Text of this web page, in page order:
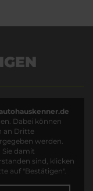
Dabei können
an Dritte
werden.
Sie damit
sind, klicken
auf "Bestätigen".